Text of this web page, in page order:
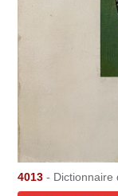
4013 - Dictionnaire